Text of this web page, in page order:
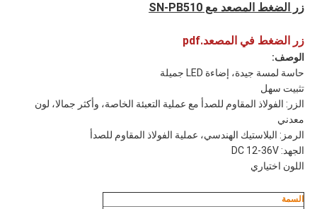
زر الضغط المصعد مع SN-PB510
زر الضغط في المصعد.pdf
الوصف:
حاسة لمسة جيدة، إضاءة LED جميلة
تثبيت سهل
الزر: الفولاذ المقاوم للصدأ مع عملية التعبئة الخاصة، وأكثر جمالا، لون
معدني
الرمز: البلاستيك الهندسي، عملية الفولاذ المقاوم للصدأ
الجهد: DC 12-36V
اللون اختياري
السمة